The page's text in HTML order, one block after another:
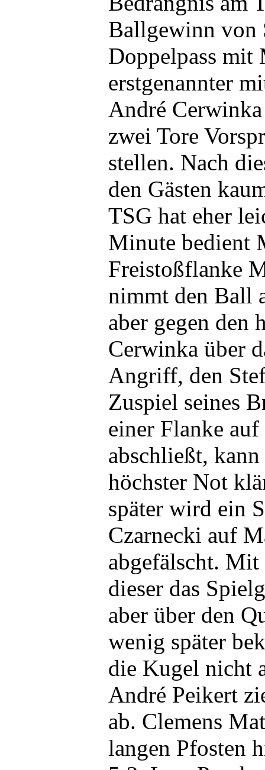
Ballgewinn von
Doppelpass mit
erstgenannter
André
zwei Tore
stellen. Nach
den Gästen
TSG hat eher
Minute bedient
Freistoßflanke
nimmt den Ball
aber gegen den
Cerwinka über
Angriff, den
Zuspiel seines
einer Flanke
abschließt,
höchster Not
später wird ein
Czarnecki auf
abgefälscht.
dieser das
aber über den
wenig später
die Kugel nicht
André Peikert
ab. Clemens
langen Pfosten